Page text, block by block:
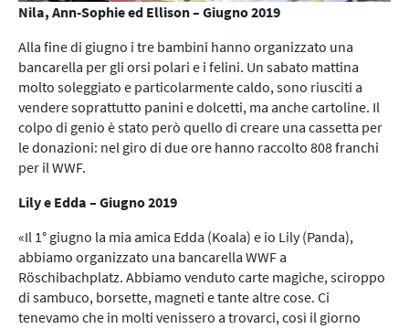
Nila, Ann-Sophie ed Ellison– Giugno 2019
Alla fine di giugno i tre bambini hanno organizzato una
bancarella per gli orsi polari e i felini. Un sabato mattina
molto soleggiato e particolarmente caldo, sono riusciti a
vendere soprattutto panini e dolcetti, ma anche cartoline. Il
colpo di genio è stato però quello di creare una cassetta per
le donazioni: nel giro di due ore hanno raccolto 808 franchi
per il WWF.
Lily e Edda – Giugno 2019
«Il 1° giugno la mia amica Edda (Koala) e io Lily (Panda),
abbiamo organizzato una bancarella WWF a
Röschibachplatz. Abbiamo venduto carte magiche, sciroppo
di sambuco, borsette, magneti e tante altre cose. Ci
tenevamo che in molti venissero a trovarci, così il giorno